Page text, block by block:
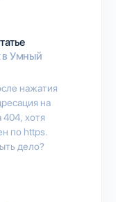
в Умный
нажатия
на
хотя
по https.
дело?